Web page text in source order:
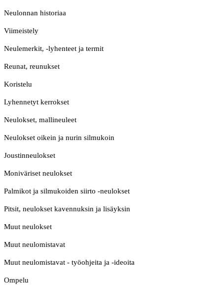
Neulonnan historiaa
Viimeistely
Neulemerkit, -lyhenteet ja termit
Reunat, reunukset
Koristelu
Lyhennetyt kerrokset
Neulokset, mallineuleet
Neulokset oikein ja nurin silmukoin
Joustinneulokset
Moniväriset neulokset
Palmikot ja silmukoiden siirto -neulokset
Pitsit, neulokset kavennuksin ja lisäyksin
Muut neulokset
Muut neulomistavat
Muut neulomistavat - työohjeita ja -ideoita
Ompelu